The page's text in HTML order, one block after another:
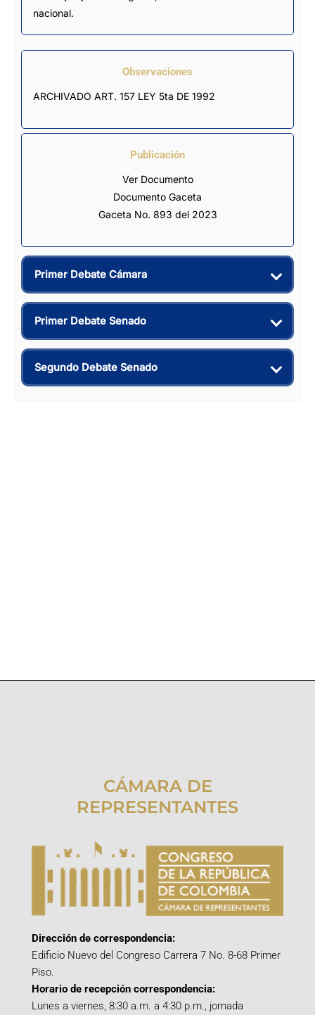
nacional.
Observaciones
ARCHIVADO ART. 157 LEY 5ta DE 1992
Publicación
Ver Documento
Documento Gaceta
Gaceta No. 893 del 2023
Primer Debate Cámara
Primer Debate Senado
Segundo Debate Senado
CÁMARA DE
REPRESENTANTES
Dirección de correspondencia:
Edificio Nuevo del Congreso Carrera 7 No. 8-68 Primer
Piso.
Horario de recepción correspondencia:
Lunes a viernes, 8:30 a.m. a 4:30 p.m., jornada